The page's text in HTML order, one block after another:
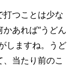
打つことは少な
あれば“うどん
しますね。うど
当たり前のこ